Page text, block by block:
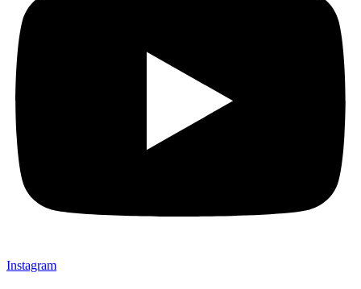
Instagram